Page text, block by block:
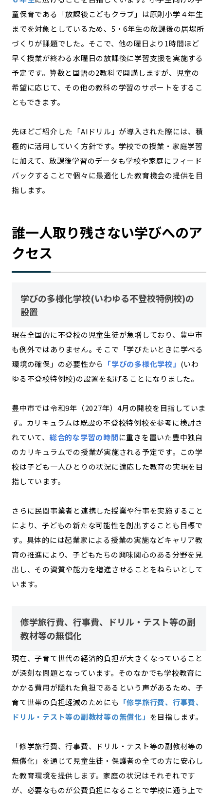
童保育である「放課後こどもクラブ」は原則小学４年生
までを対象としているため、5・6年生の放課後の居場所
づくりが課題でした。そこで、他の曜日より1時間ほど
早く授業が終わる水曜日の放課後に学習支援を実施する
予定です。算数と国語の2教科で開講しますが、児童の
希望に応じて、その他の教科の学習のサポートをするこ
ともできます。
先ほどご紹介した「AIドリル」が導入された際には、積
極的に活用していく方針です。学校での授業・家庭学習
に加えて、放課後学習のデータも学校や家庭にフィード
バックすることで個々に最適化した教育機会の提供を目
指します。
誰一人取り残さない学びへのア
クセス
学びの多様化学校(いわゆる不登校特例校)の
設置
現在全国的に不登校の児童生徒が急増しており、豊中市
も例外ではありません。そこで「学びたいときに学べる
環境の確保」の必要性から 「学びの多様化学校」 (いわ
ゆる不登校特例校)の設置を掲げることになりました。
豊中市では令和9年（2027年）4月の開校を目指していま
す。カリキュラムは既設の不登校特例校を参考に検討さ
れていて、 総合的な学習の時間に重きを置いた豊中独自
のカリキュラムでの授業が実施される予定です。この学
校は子ども一人ひとりの状況に適応した教育の実現を目
指しています。
さらに民間事業者と連携した授業や行事を実施すること
により、子どもの新たな可能性を創出することも目標で
す。具体的には起業家による授業の実施などキャリア教
育の推進により、子どもたちの興味関心のある分野を見
出し、その資質や能力を増進させることをねらいとして
います。
修学旅行費、行事費、ドリル・テスト等の副
教材等の無償化
現在、子育て世代の経済的負担が大きくなっていること
が深刻な問題となっています。そのなかでも学校教育に
かかる費用が隠れた負担であるという声があるため、子
育て世帯の負担軽減のためにも 「修学旅行費、行事費、
ドリル・テスト等の副教材等の無償化」 を目指します。
「修学旅行費、行事費、ドリル・テスト等の副教材等の
無償化」を通じて児童生徒・保護者の全ての方に安心し
た教育環境を提供します。家庭の状況はそれぞれです
が、必要なものが公費負担になることで学校に通う上で